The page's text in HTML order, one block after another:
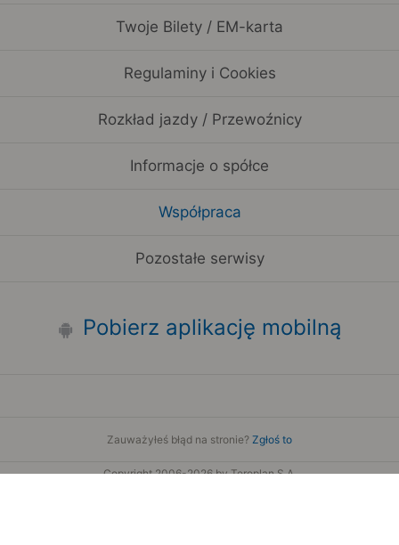
Twoje Bilety / EM-karta
Regulaminy i Cookies
Rozkład jazdy / Przewoźnicy
Informacje o spółce
Współpraca
Pozostałe serwisy
Pobierz aplikację mobilną
Zauważyłeś błąd na stronie? Zgłoś to
Copyright 2006-2026 by Teroplan S.A.